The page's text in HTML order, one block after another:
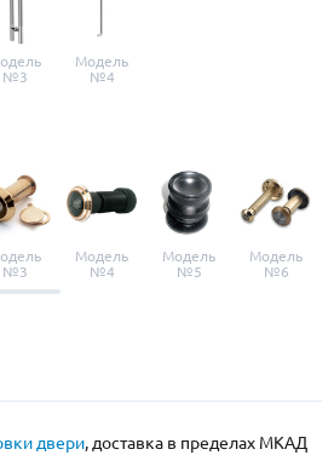
№3
Модель
№4
№3
Модель
№4
Модель
№5
Модель
№6
двери, доставка в пределах МКАД